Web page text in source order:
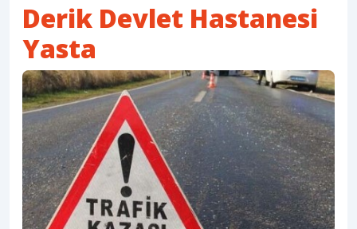
Derik Devlet Hastanesi
Yasta